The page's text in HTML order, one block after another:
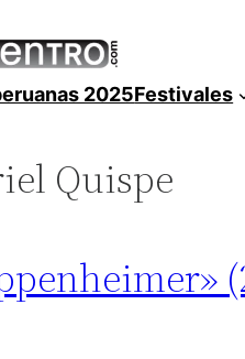
2025Festivales
Quispe